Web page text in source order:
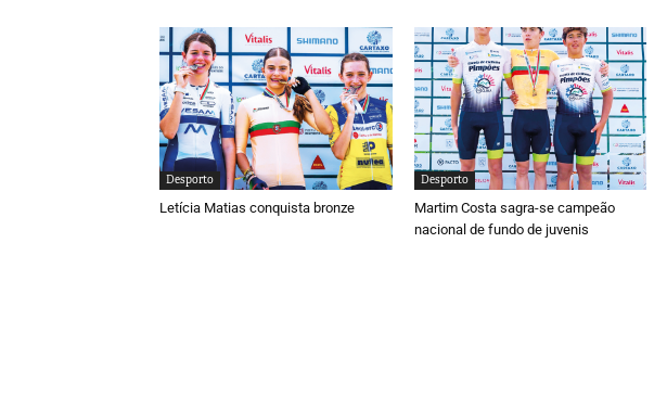
Desporto
Letícia Matias conquista bronze
Desporto
Martim Costa sagra-se campeão
nacional de fundo de juvenis